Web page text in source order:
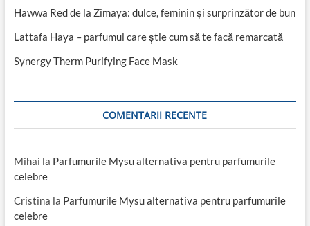
Hawwa Red de la Zimaya: dulce, feminin și surprinzător de bun
Lattafa Haya – parfumul care știe cum să te facă remarcată
Synergy Therm Purifying Face Mask
COMENTARII RECENTE
Mihai la Parfumurile Mysu alternativa pentru parfumurile
celebre
Cristina la Parfumurile Mysu alternativa pentru parfumurile
celebre